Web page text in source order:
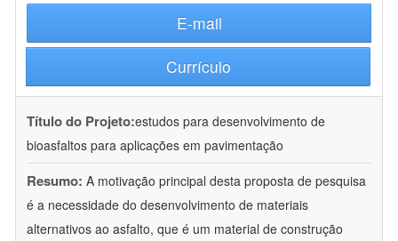
E-mail
Currículo
Título do Projeto:estudos para desenvolvimento de
bioasfaltos para aplicações em pavimentação
Resumo: A motivação principal desta proposta de pesquisa
é a necessidade do desenvolvimento de materiais
alternativos ao asfalto, que é um material de construção